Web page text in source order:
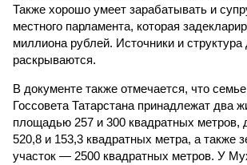
Также хорошо умеет зарабатывать и
местного парламента, которая
миллиона рублей. Источники и структура
раскрываются.
В документе также отмечается, что
Госсовета Татарстана принадлежат два
площадью 257 и 300 квадратных метров,
520,8 и 153,3 квадратных метра, а также
участок — 2500 квадратных метров. У